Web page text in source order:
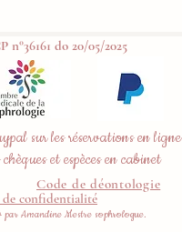
do 20/05/2025
sur les réservations en ligne
et espèces en cabinet
Code de déontologie
Amandine Mestre sophrologue.
confidentialité